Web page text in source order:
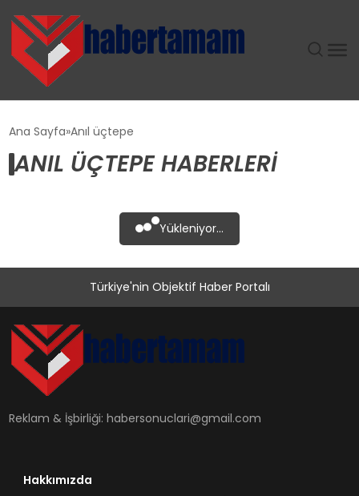
TEKNOLOJI
MAGAZIN
SIYASET
EĞITIM
Ana Sayfa Anıl üçtepe
ANIL ÜÇTEPE HABERLERI
Yükleniyor...
Türkiye'nin Objektif Haber Portalı
Reklam & İşbirliği:habersonuclari@gmail.com
Hakkımızda